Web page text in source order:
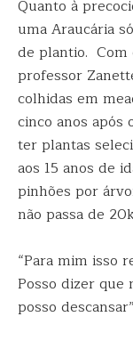
Quanto à
uma Araucária
de plantio. Com
professor
colhidas em
cinco anos
ter plantas
aos 15 anos de
pinhões por
não passa de
“Para mim isso
Posso dizer que
posso